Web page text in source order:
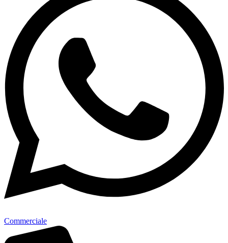
Commerciale